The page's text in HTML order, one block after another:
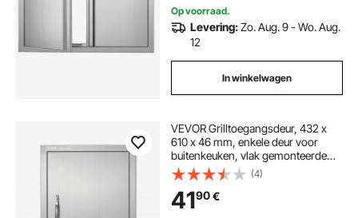
Op voorraad.
Levering:Zo. Aug. 9 - Wo. Aug.
12
In winkelwagen
VEVOR Grilltoegangsdeur, 432 x
610 x 46 mm, enkele deur voor
buitenkeuken, vlak gemonteerde
deur van roestvrij staal, verticale
wanddeur met handgreep, voor
grill-eiland, grillstation, buitenkast,
enz.
(4)
4190€